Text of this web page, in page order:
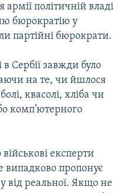
армiї полiтичнiй владi
бюрократiю у
партiйнi бюрократи.
Сербiї завжди було
на те, чи йшлося
квасолі, хліба чи
комп’ютерного
вiйськовi експерти
пропонує
вiд реальної. Якщо не